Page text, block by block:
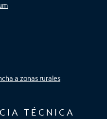
a zonas rurales
TÉCNICA